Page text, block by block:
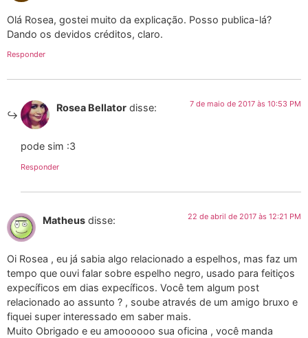
Olá Rosea, gostei muito da explicação. Posso publica-lá?
Dando os devidos créditos, claro.
Responder
Rosea Bellator disse: 7 de maio de 2017 às 10:53 PM
pode sim :3
Responder
Matheus disse: 22 de abril de 2017 às 12:21 PM
Oi Rosea , eu já sabia algo relacionado a espelhos, mas faz um
tempo que ouvi falar sobre espelho negro, usado para feitiços
expecíficos em dias expecíficos. Você tem algum post
relacionado ao assunto ? , soube através de um amigo bruxo e
fiquei super interessado em saber mais.
Muito Obrigado e eu amoooooo sua oficina , você manda